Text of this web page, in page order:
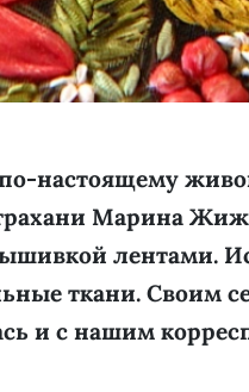
настоящему
Марина
лентами.
ткани. Своим
и с нашим